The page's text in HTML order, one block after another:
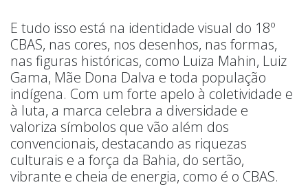
E tudo isso está na identidade visual do 18º
CBAS, nas cores, nos desenhos, nas formas,
nas figuras históricas, como Luiza Mahin, Luiz
Gama, Mãe Dona Dalva e toda população
indígena. Com um forte apelo à coletividade e
à luta, a marca celebra a diversidade e
valoriza símbolos que vão além dos
convencionais, destacando as riquezas
culturais e a força da Bahia, do sertão,
vibrante e cheia de energia, como é o CBAS.